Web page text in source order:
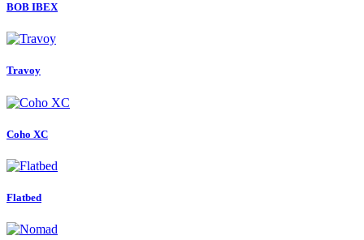
BOB IBEX
Travoy
Coho XC
Flatbed